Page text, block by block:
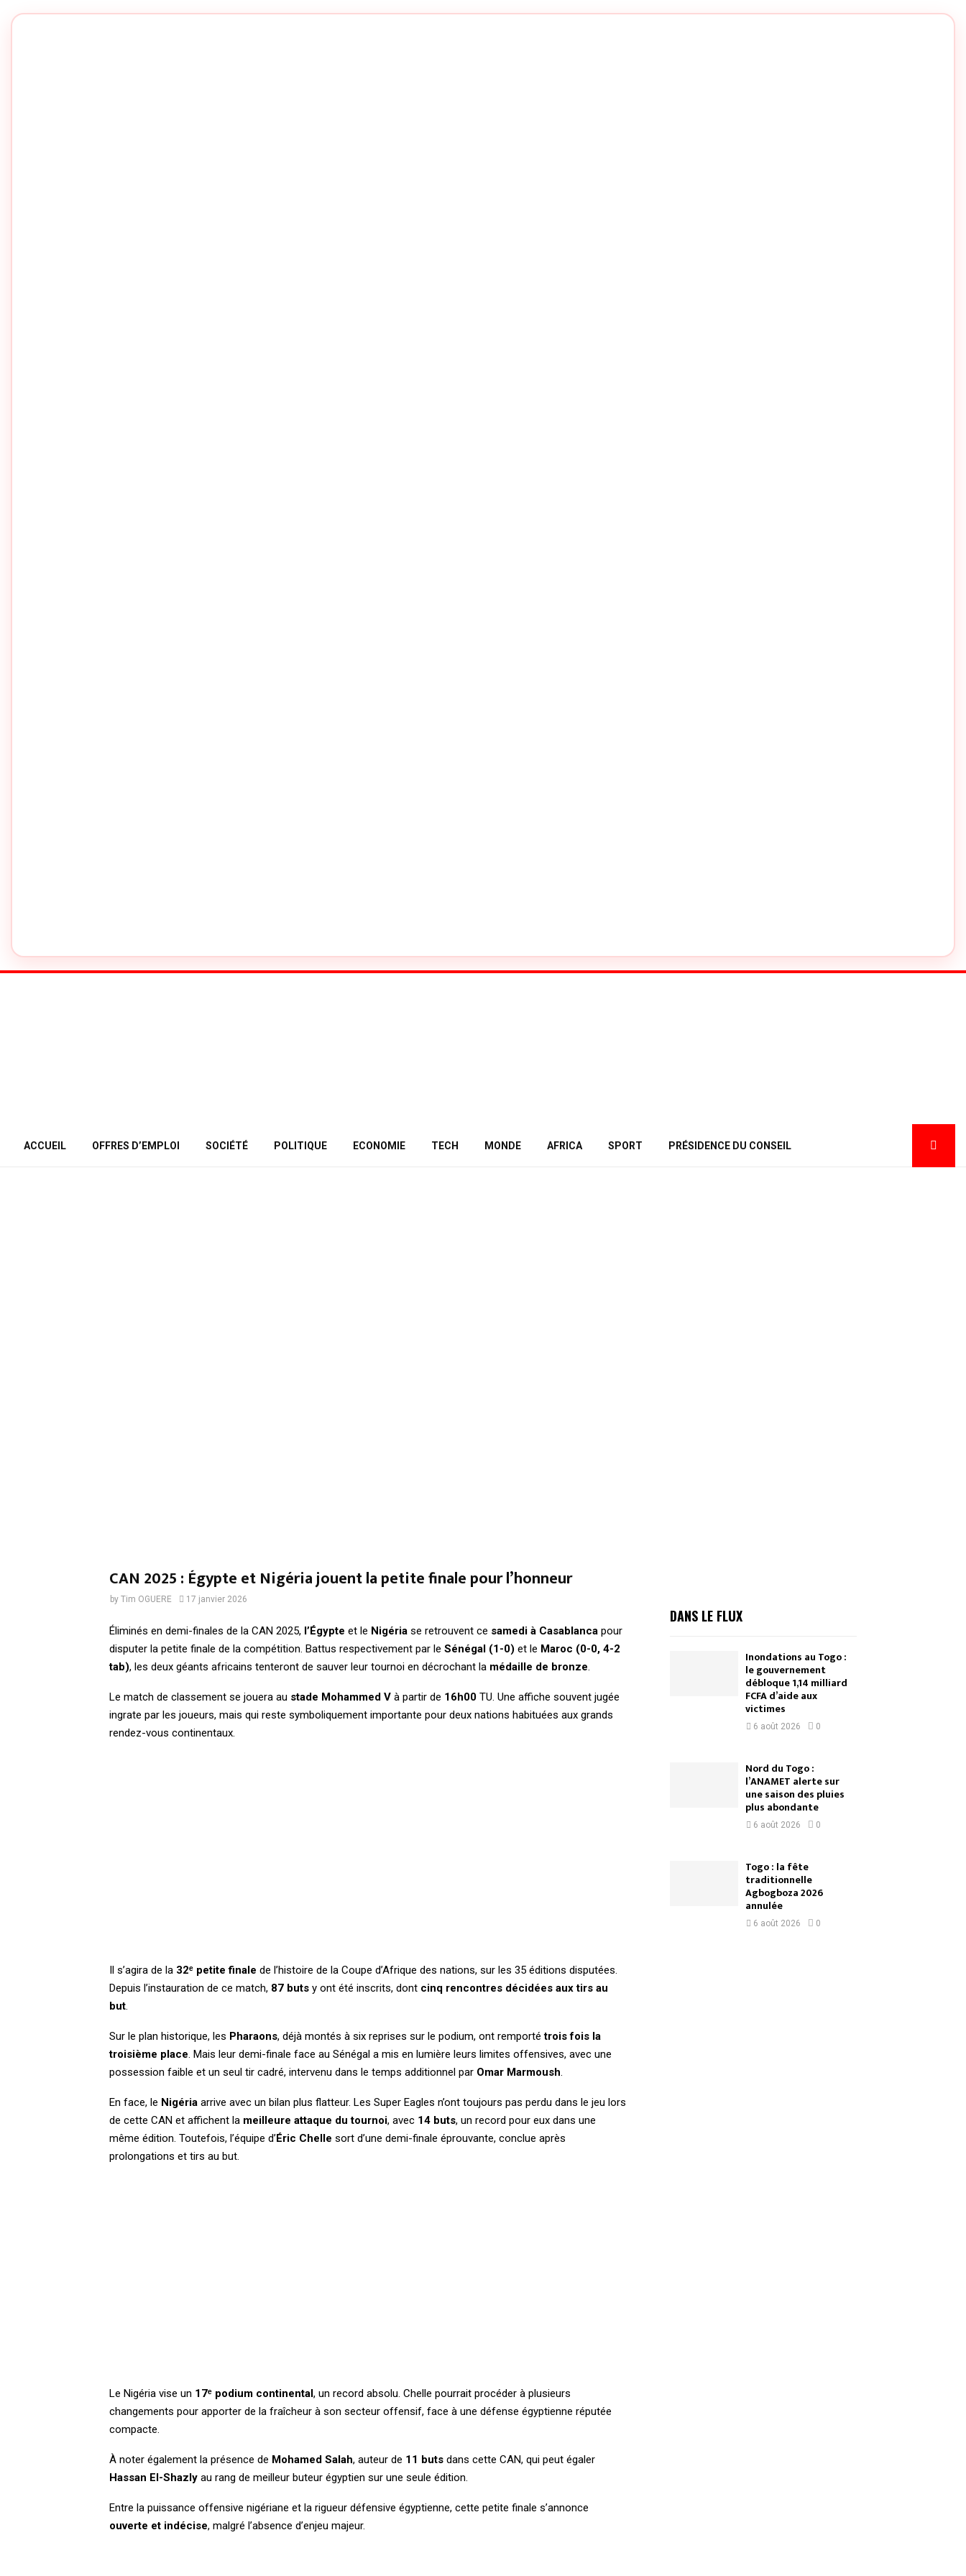
ACCUEIL OFFRES D’EMPLOI SOCIÉTÉ POLITIQUE ECONOMIE TECH MONDE AFRICA SPORT PRÉSIDENCE DU CONSEIL
CAN 2025 : Égypte et Nigéria jouent la petite finale pour l’honneur
by Tim OGUERE 17 janvier 2026
Éliminés en demi-finales de la CAN 2025, l’Égypte et le Nigéria se retrouvent ce samedi à Casablanca pour
disputer la petite finale de la compétition. Battus respectivement par le Sénégal (1-0) et le Maroc (0-0, 4-2
tab), les deux géants africains tenteront de sauver leur tournoi en décrochant la médaille de bronze
Le match de classement se jouera au stade Mohammed V à partir de 16h00 TU. Une affiche souvent jugée
ingrate par les joueurs, mais qui reste symboliquement importante pour deux nations habituées aux grands
rendez-vous continentaux.
Il s’agira de la 32ᵉ petite finale de l’histoire de la Coupe d’Afrique des nations, sur les 35 éditions disputées.
Depuis l’instauration de ce match, 87 buts y ont été inscrits, dont cinq rencontres décidées aux tirs au
but
Sur le plan historique, les Pharaons, déjà montés à six reprises sur le podium, ont remportétrois fois la
troisième place . Mais leur demi-finale face au Sénégal a mis en lumière leurs limites offensives, avec une
possession faible et un seul tir cadré, intervenu dans le temps additionnel par Omar Marmoush
En face, le Nigéria arrive avec un bilan plus flatteur. Les Super Eagles n’ont toujours pas perdu dans le jeu lors
de cette CAN et affichent la meilleure attaque du tournoi, avec 14 buts, un record pour eux dans une
même édition. Toutefois, l’équipe d’Éric Chelle sort d’une demi-finale éprouvante, conclue après
prolongations et tirs au but.
Le Nigéria vise un 17ᵉ podium continental, un record absolu. Chelle pourrait procéder à plusieurs
changements pour apporter de la fraîcheur à son secteur offensif, face à une défense égyptienne réputée
compacte.
À noter également la présence de Mohamed Salah, auteur de 11 buts dans cette CAN, qui peut égaler
Hassan El-Shazly au rang de meilleur buteur égyptien sur une seule édition.
Entre la puissance offensive nigériane et la rigueur défensive égyptienne, cette petite finale s’annonce
ouverte et indécise, malgré l’absence d’enjeu majeur.
DANS LE FLUX
Inondations au Togo :
le gouvernement
débloque 1,14 milliard
FCFA d’aide aux
victimes
6 août 2026 0
Nord du Togo :
l’ANAMET alerte sur
une saison des pluies
plus abondante
6 août 2026 0
Togo : la fête
traditionnelle
Agbogboza 2026
annulée
6 août 2026 0